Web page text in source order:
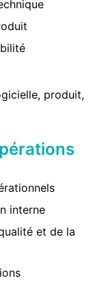
produit,
interne
et de la